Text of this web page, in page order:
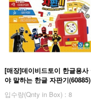
[매장]데이비드토이 한글용사
야 말하는 한글 자판기(60885)
입수량(Qnty in Box) : 8